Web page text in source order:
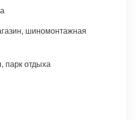
шиномонтажная
парк отдыха